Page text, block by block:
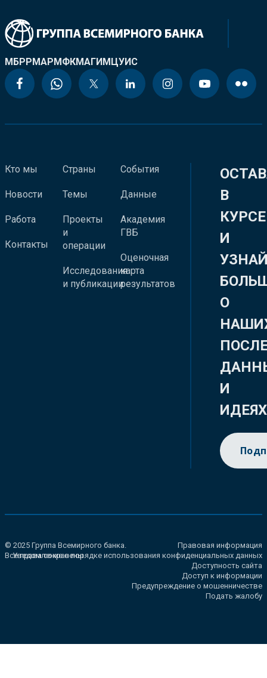
МБРРМАРМФКМАГИМЦУИС
Кто мы
Новости
Работа
Контакты
Страны
Темы
Проекты
и
операции
Исследования
и публикации
События
Данные
Академия
ГВБ
Оценочная
карта
результатов
В
КУРСЕ
И
О
И
ИДЕЯХ
© 2025 Группа Всемирного банка.
Все права сохранены.
Правовая информация
Уведомление о порядке использования конфиденциальных данных
Доступность сайта
Доступ к информации
Предупреждение о мошенничестве
Подать жалобу